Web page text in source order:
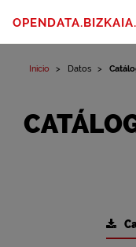
Inicio Datos